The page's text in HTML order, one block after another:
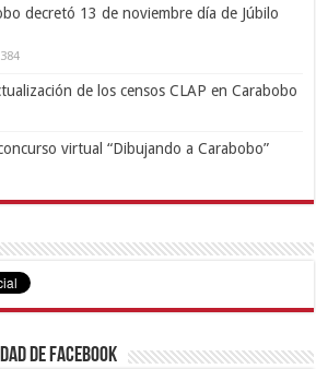
decretó 13 de noviembre día de Júbilo
de los censos CLAP en Carabobo
virtual “Dibujando a Carabobo”
de Facebook